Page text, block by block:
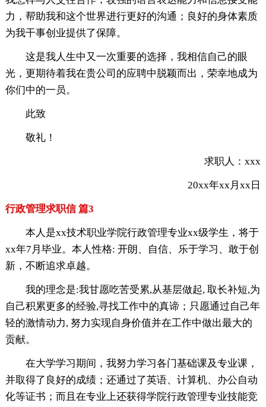
力，帮助我和这个世界进行更好的沟通；良好的身体素质
为我干事创业提供了保障。
这是我人生中又一次重要的选择，我相信自己的眼
光，更期待着我在贵公司的应聘中脱颖而出，荣幸地成为
你们中的一员。
此致
敬礼！
求职人：xxx
20xx年xx月xx日
行政管理求职信 篇3
本人是xx技术职业学院行政管理专业xx级学生，将于
xx年7月毕业。本人性格: 开朗、自信、乐于学习、敢于创
新，不断追求卓越。
我的理念是:我甘愿吃苦受累,从基层做起, 取长补短,为
自己积累更多的经验,寻找工作中的真谛；只愿通过自己年
轻的激情动力, 努力实现自身价值并在工作中做出最大的
贡献。
在大学学习期间，我努力学习各门基础课及专业课，
并取得了良好的成绩；还通过了英语、计算机、办公自动
化等证书；而且在专业上还获得学院行政管理专业技能竞